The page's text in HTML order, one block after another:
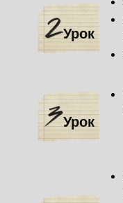
Урок
Урок